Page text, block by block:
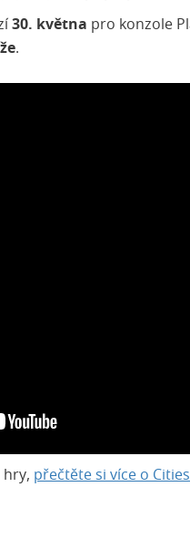
30. května pro konzole
.
hry, přečtěte si více o